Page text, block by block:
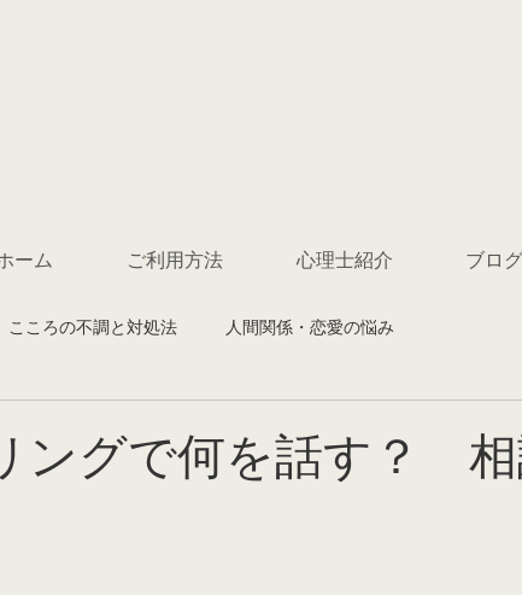
ーム ご利用方法 心理士紹介 ブログ
こころの不調と対処法 人間関係・恋愛の悩み
ングで何を話す？ 相